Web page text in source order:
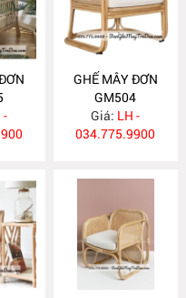
-
GHẾ MÂY ĐƠN
GM504
Giá: LH -
034.775.9900